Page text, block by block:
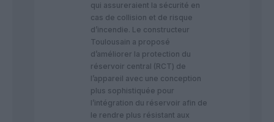
qui assureraient la sécurité en
cas de collision et de risque
d’incendie. Le constructeur
Toulousain a proposé
d’améliorer la protection du
réservoir central (RCT) de
l’appareil avec une conception
plus sophistiquée pour
l’intégration du réservoir afin de
le rendre plus résistant aux